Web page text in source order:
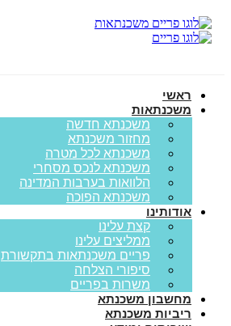
ראשי
משכנתאות
משכנתא חדשה
מחזור משכנתא
משכנתא לכל מטרה
משכנתא לנכס מסחרי
הלוואות בערבות המדינה
משכנתא הפוכה
אודותינו
קצת עלינו
ממליצים עלינו
פריים משכנתאות בתקשורת
סיפורי הצלחה
משרות בפריים
מחשבון משכנתא
ריביות משכנתא